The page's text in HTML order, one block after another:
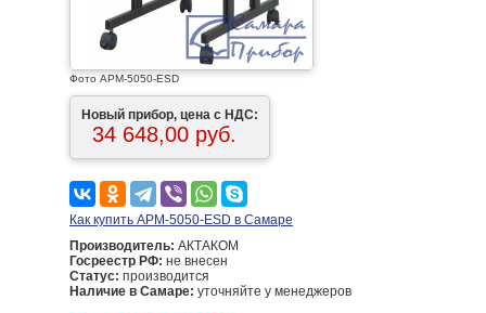
Фото АРМ-5050-ESD
Новый прибор, цена с НДС:
34 648,00 руб.
Как купить АРМ-5050-ESD в Самаре
Производитель: АКТАКОМ
Госреестр РФ: не внесен
Статус: производится
Наличие в Самаре: уточняйте у менеджеров